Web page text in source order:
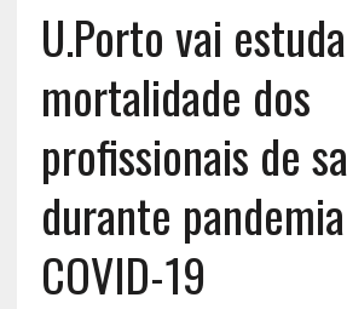
U.Porto vai
mortalidade dos
profissionais de
durante
COVID-19